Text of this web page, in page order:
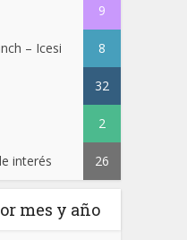
9
– Icesi 8
32
2
interés 26
mes y año